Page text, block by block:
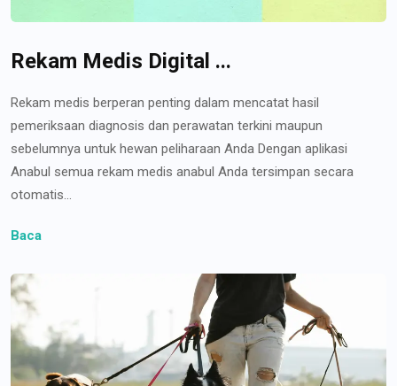
Rekam Medis Digital ...
Rekam medis berperan penting dalam mencatat hasil
pemeriksaan diagnosis dan perawatan terkini maupun
sebelumnya untuk hewan peliharaan Anda Dengan aplikasi
Anabul semua rekam medis anabul Anda tersimpan secara
otomatis...
Baca